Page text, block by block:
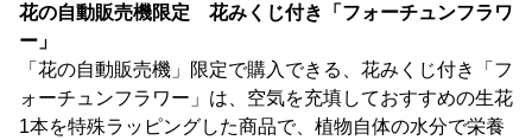
花の自動販売機限定 花みくじ付き「フォーチュンフラワ
ー」
「花の自動販売機」限定で購入できる、花みくじ付き「フ
ォーチュンフラワー」は、空気を充填しておすすめの生花
1本を特殊ラッピングした商品で、植物自体の水分で栄養